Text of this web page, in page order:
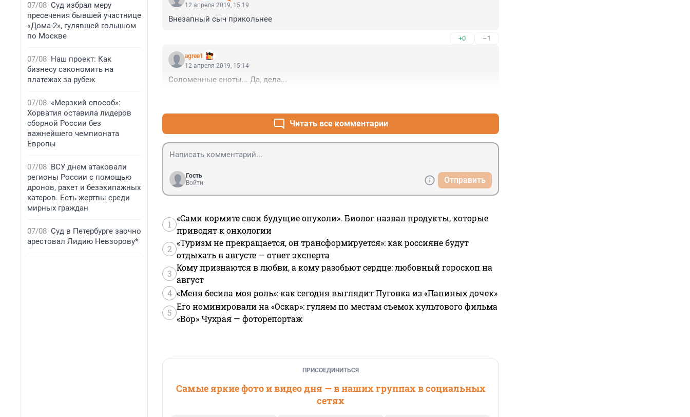
07/08 Суд избрал меру
пресечения бывшей участнице
«Дома-2», гулявшей голышом
по Москве
07/08 Наш проект: Как
бизнесу сэкономить на
платежах за рубеж
07/08 «Мерзкий способ»:
Хорватия оставила лидеров
сборной России без
важнейшего чемпионата
Европы
07/08 ВСУ днем атаковали
регионы России с помощью
дронов, ракет и безэкипажных
катеров. Есть жертвы среди
мирных граждан
07/08 Суд в Петербурге заочно
арестовал Лидию Невзорову*
12 апреля 2019, 15:19
Внезапный сыч прикольнее
+0 –1
agree1
12 апреля 2019, 15:14
Соломенные еноты... Да, дела...
Читать все комментарии
Гость
Войти
Отправить
1
«Сами кормите свои будущие опухоли». Биолог назвал продукты, которые
приводят к онкологии
2
«Туризм не прекращается, он трансформируется»: как россияне будут
отдыхать в августе — ответ эксперта
3
Кому признаются в любви, а кому разобьют сердце: любовный гороскоп на
август
4 «Меня бесила моя роль»: как сегодня выглядит Пуговка из «Папиных дочек»
5
Его номинировали на «Оскар»: гуляем по местам съемок культового фильма
«Вор» Чухрая — фоторепортаж
ПРИСОЕДИНИТЬСЯ
Самые яркие фото и видео дня — в наших группах в социальных
сетях